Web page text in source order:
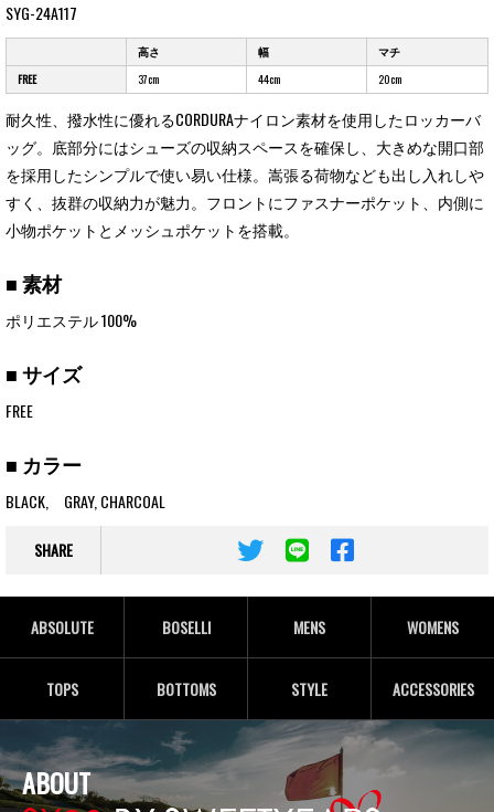
SYG-24A117
高さ 幅
マチ
FREE
37cm 44cm 20cm
耐久性、撥水性に優れるCORDURAナイロン素材を使用したロッカーバ
ッグ。底部分にはシューズの収納スペースを確保し、大きめな開口部
を採用したシンプルで使い易い仕様。嵩張る荷物なども出し入れしや
すく、抜群の収納力が魅力。フロントにファスナーポケット、内側に
小物ポケットとメッシュポケットを搭載。
■ 素材
ポリエステル 100%
■ サイズ
FREE
■ カラー
BLACK, GRAY, CHARCOAL
SHARE
ABSOLUTE BOSELLI MENS WOMENS
TOPS BOTTOMS STYLE ACCESSORIES
ABOUT